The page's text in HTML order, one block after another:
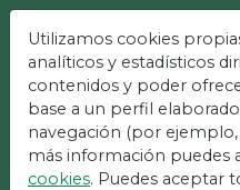
Cea
Utilizamos cookies
analíticos y estadísticos
contenidos y poder
base a un perfil
navegación (por ejemplo,
más información puedes
cookies. Puedes aceptar